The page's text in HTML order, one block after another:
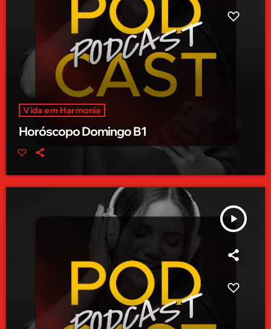
Vida em Harmonia
Horóscopo Domingo B1
play_arrow